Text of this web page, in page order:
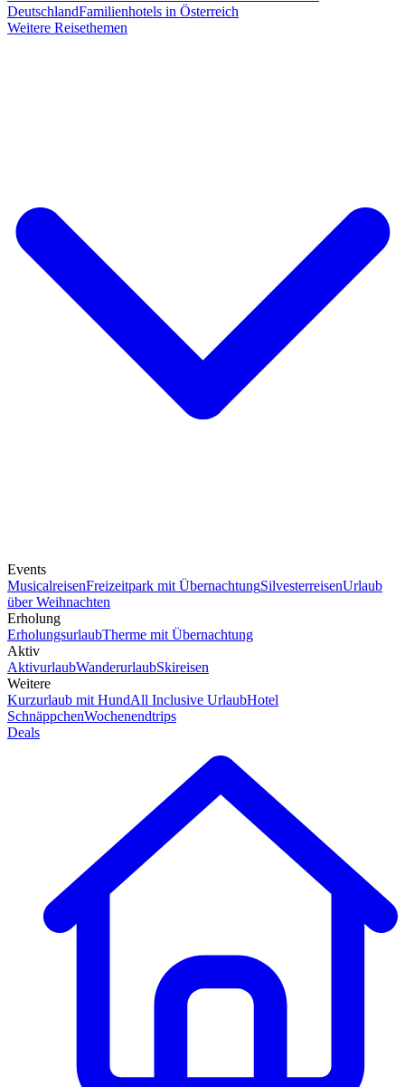
DeutschlandFamilienhotels in Österreich
Weitere Reisethemen
Events
MusicalreisenFreizeitpark mit ÜbernachtungSilvesterreisenUrlaub
über Weihnachten
Erholung
ErholungsurlaubTherme mit Übernachtung
Aktiv
AktivurlaubWanderurlaubSkireisen
Weitere
Kurzurlaub mit HundAll Inclusive UrlaubHotel
SchnäppchenWochenendtrips
Deals